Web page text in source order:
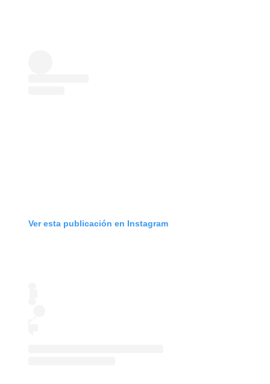
Ver esta publicación en Instagram